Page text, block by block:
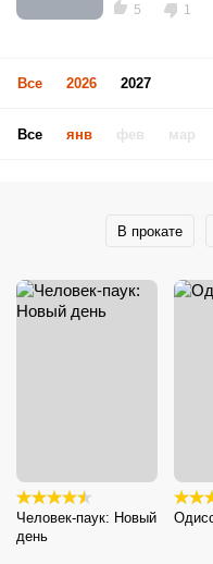
5 1
Все 2026 2027
Все янв фев мар
В прокате
Человек-паук: Новый
день